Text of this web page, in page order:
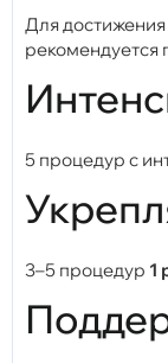
Для
рекомендуется
5 процедур с
3–5 процедур 1